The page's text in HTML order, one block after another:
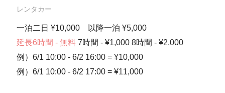
レンタカー
一泊二日 ¥10,000 以降一泊 ¥5,000
延長6時間 - 無料7時間 - ¥1,000 8時間 - ¥2,000
例）6/1 10:00 - 6/2 16:00 = ¥10,000
例）6/1 10:00 - 6/2 17:00 = ¥11,000